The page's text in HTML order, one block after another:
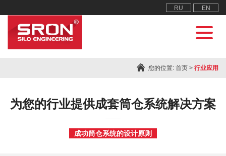
RU EN
您的位置: 首页 > 行业应用
为您的行业提供成套筒仓系统解决方案
成功筒仓系统的设计原则